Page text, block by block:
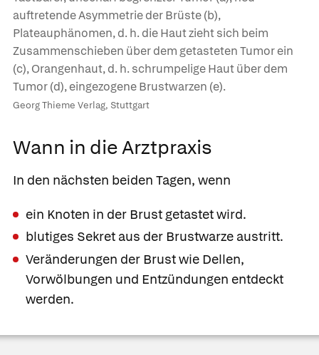
auftretende Asymmetrie der Brüste (b),
Plateauphänomen, d. h. die Haut zieht sich beim
Zusammenschieben über dem getasteten Tumor ein
(c), Orangenhaut, d. h. schrumpelige Haut über dem
Tumor (d), eingezogene Brustwarzen (e).
Georg Thieme Verlag, Stuttgart
Wann in die Arztpraxis
In den nächsten beiden Tagen, wenn
ein Knoten in der Brust getastet wird.
blutiges Sekret aus der Brustwarze austritt.
Veränderungen der Brust wie Dellen,
Vorwölbungen und Entzündungen entdeckt
werden.